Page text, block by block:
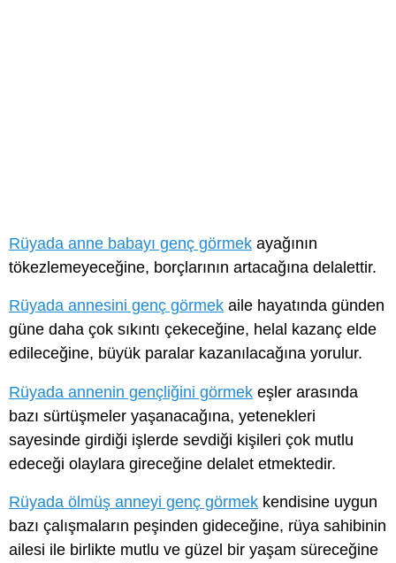
Rüyada anne babayı genç görmek ayağının
tökezlemeyeceğine, borçlarının artacağına delalettir.
Rüyada annesini genç görmek aile hayatında günden
güne daha çok sıkıntı çekeceğine, helal kazanç elde
edileceğine, büyük paralar kazanılacağına yorulur.
Rüyada annenin gençliğini görmek eşler arasında
bazı sürtüşmeler yaşanacağına, yetenekleri
sayesinde girdiği işlerde sevdiği kişileri çok mutlu
edeceği olaylara gireceğine delalet etmektedir.
Rüyada ölmüş anneyi genç görmek kendisine uygun
bazı çalışmaların peşinden gideceğine, rüya sahibinin
ailesi ile birlikte mutlu ve güzel bir yaşam süreceğine